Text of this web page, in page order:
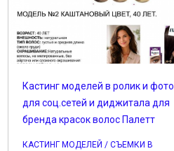
Кастинг моделей в ролик и фото
для соц.сетей и диджитала для
бренда красок волос Палетт
КАСТИНГ МОДЕЛЕЙ / СЪЕМКИ В